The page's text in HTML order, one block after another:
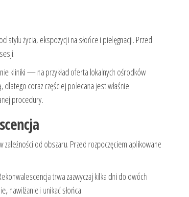
stylu życia, ekspozycji na słońce i pielęgnacji. Przed
kliniki — na przykład oferta lokalnych ośrodków
coraz częściej polecana jest właśnie
procedury.
od obszaru. Przed rozpoczęciem aplikowane
trwa zazwyczaj kilka dni do dwóch
nawilżanie i unikać słońca.